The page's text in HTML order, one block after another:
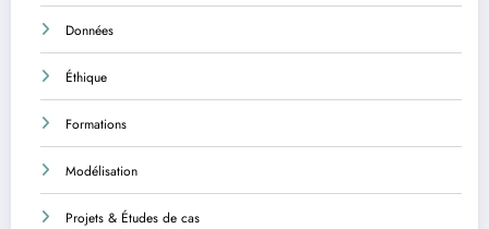
Données
Éthique
Formations
Modélisation
Projets & Études de cas